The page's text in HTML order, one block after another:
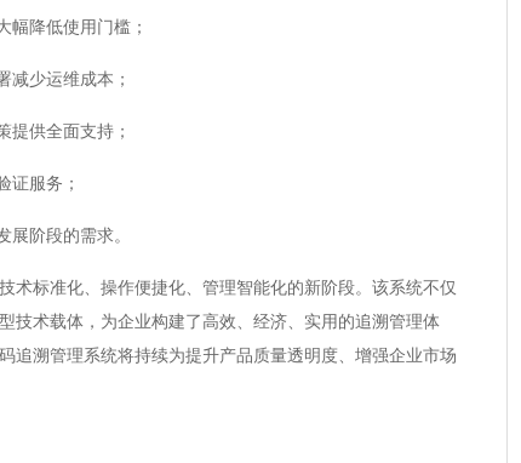
降低使用门槛；
少运维成本；
供全面支持；
证服务；
阶段的需求。
术标准化、操作便捷化、管理智能化的新阶段。该系统不仅
技术载体，为企业构建了高效、经济、实用的追溯管理体
追溯管理系统将持续为提升产品质量透明度、增强企业市场